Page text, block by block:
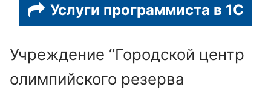
Услуги программиста в 1С
Учреждение “Городской центр
олимпийского резерва